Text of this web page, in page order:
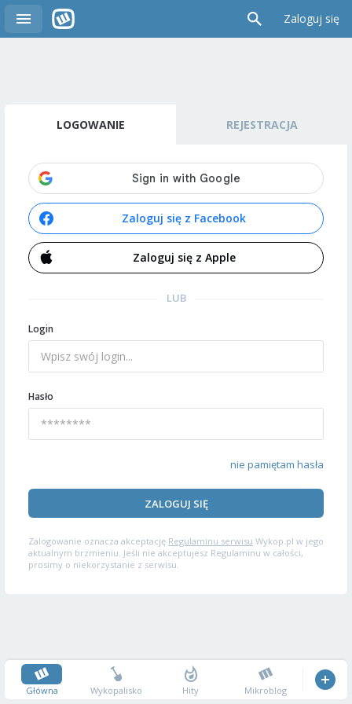
Zaloguj się
LOGOWANIE REJESTRACJA
Zaloguj się z Facebook
Zaloguj się z Apple
LUB
Login
Hasło
nie pamiętam hasła
ZALOGUJ SIĘ
Zalogowanie oznacza akceptację Regulaminu serwisu Wykop.pl w jego
aktualnym brzmieniu. Jeśli nie akceptujesz Regulaminu w całości,
prosimy o niekorzystanie z serwisu.
Główna Wykopalisko Hity Mikroblog